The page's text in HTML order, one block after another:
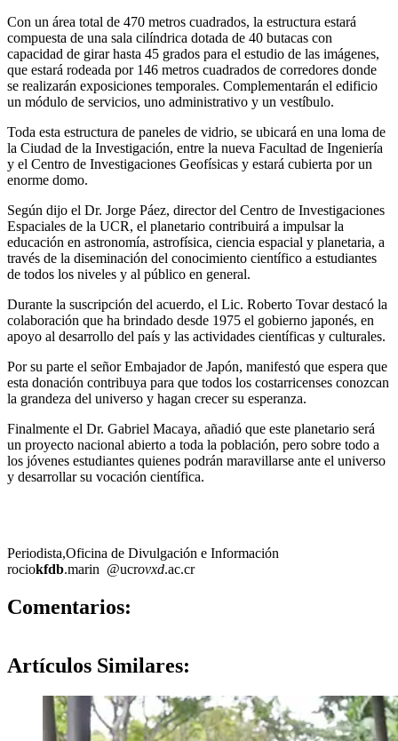
Con un área total de 470 metros cuadrados, la estructura estará
compuesta de una sala cilíndrica dotada de 40 butacas con
capacidad de girar hasta 45 grados para el estudio de las imágenes,
que estará rodeada por 146 metros cuadrados de corredores donde
se realizarán exposiciones temporales. Complementarán el edificio
un módulo de servicios, uno administrativo y un vestíbulo.
Toda esta estructura de paneles de vidrio, se ubicará en una loma de
la Ciudad de la Investigación, entre la nueva Facultad de Ingeniería
y el Centro de Investigaciones Geofísicas y estará cubierta por un
enorme domo.
Según dijo el Dr. Jorge Páez, director del Centro de Investigaciones
Espaciales de la UCR, el planetario contribuirá a impulsar la
educación en astronomía, astrofísica, ciencia espacial y planetaria, a
través de la diseminación del conocimiento científico a estudiantes
de todos los niveles y al público en general.
Durante la suscripción del acuerdo, el Lic. Roberto Tovar destacó la
colaboración que ha brindado desde 1975 el gobierno japonés, en
apoyo al desarrollo del país y las actividades científicas y culturales.
Por su parte el señor Embajador de Japón, manifestó que espera que
esta donación contribuya para que todos los costarricenses conozcan
la grandeza del universo y hagan crecer su esperanza.
Finalmente el Dr. Gabriel Macaya, añadió que este planetario será
un proyecto nacional abierto a toda la población, pero sobre todo a
los jóvenes estudiantes quienes podrán maravillarse ante el universo
y desarrollar su vocación científica.
Periodista,Oficina de Divulgación e Información
rociokfdb.marin @ucrovxd.ac.cr
Comentarios:
Artículos Similares: